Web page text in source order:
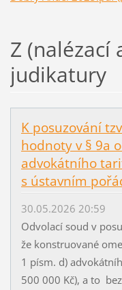
Z (nalézací
judikatury
K posuzování
hodnoty v § 9a
advokátního
s ústavním
30.05.2026 20:59
Odvolací soud v
že konstruované
1 písm. d)
500 000 Kč), a to